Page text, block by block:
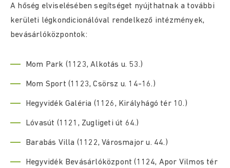
A hőség elviselésében segítséget nyújthatnak a további
kerületi légkondicionálóval rendelkező intézmények,
bevásárlóközpontok:
Mom Park (1123, Alkotás u. 53.)
Mom Sport (1123, Csörsz u. 14-16.)
Hegyvidék Galéria (1126, Királyhágó tér 10.)
Lóvasút (1121, Zugligeti út 64.)
Barabás Villa (1122, Városmajor u. 44.)
Hegyvidék Bevásárlóközpont (1124, Apor Vilmos tér